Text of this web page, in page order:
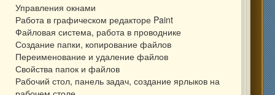
Управления окнами
Работа в графическом редакторе Paint
Файловая система, работа в проводнике
Создание папки, копирование файлов
Переименование и удаление файлов
Свойства папок и файлов
Рабочий стол, панель задач, создание ярлыков на